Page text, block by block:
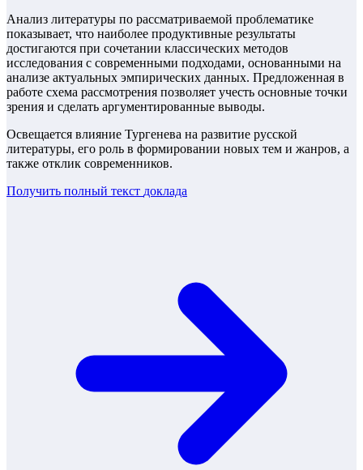
Анализ литературы по рассматриваемой проблематике
показывает, что наиболее продуктивные результаты
достигаются при сочетании классических методов
исследования с современными подходами, основанными на
анализе актуальных эмпирических данных. Предложенная в
работе схема рассмотрения позволяет учесть основные точки
зрения и сделать аргументированные выводы.
Освещается влияние Тургенева на развитие русской
литературы, его роль в формировании новых тем и жанров, а
также отклик современников.
Получить полный текст доклада